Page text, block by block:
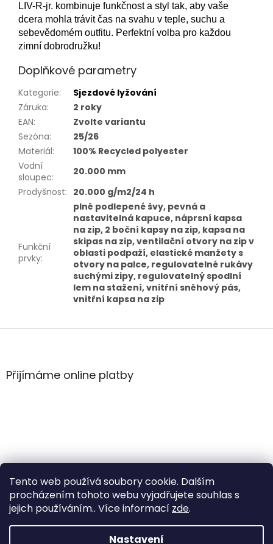
Tento web používá soubory cookie. Dalším
procházením tohoto webu vyjadřujete souhlas s
jejich používáním.. Více informací zde.
Nastavení
LIV-R-jr. kombinuje funkčnost a styl tak, aby vaše
dcera mohla trávit čas na svahu v teple, suchu a
sebevědomém outfitu. Perfektní volba pro každou
zimní dobrodružku!
Doplňkové parametry
Kategorie:
Sjezdové lyžování
Záruka:
2 roky
EAN:
Zvolte variantu
Sezóna:
25/26
Materiál:
100% Recycled polyester
Vodní
sloupec:
20.000 mm
Prodyšnost: 20.000 g/m2/24 h
Funkční
prvky:
plně podlepené švy, pevná a
nastavitelná kapuce, náprsní kapsa
na zip, 2 boční kapsy na zip, kapsa na
skipas na zip, ventilační otvory na zip v
oblasti podpaží, elastické manžety s
otvory na palce, regulovatelné rukávy
suchými zipy, regulovatelný spodlní
lem na stažení, vnitřní sněhový pás,
vnitřní kapsa na zip
Z
aPřijímáme online platby
Vytvořil Shoptet